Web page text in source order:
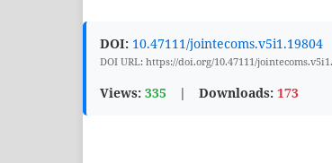
DOI: 10.47111/jointecoms.v5i1.19804
DOI URL: https://doi.org/10.47111/
Views: 335 | Downloads: 173